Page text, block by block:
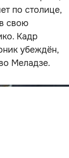
по столице,
свою
Кадр
убеждён,
Меладзе.